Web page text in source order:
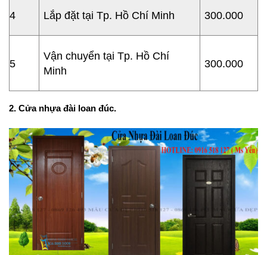
4 Lắp đặt tại Tp. Hồ Chí Minh 300.000
5
Vận chuyển tại Tp. Hồ Chí
Minh
300.000
2. Cửa nhựa đài loan đúc.